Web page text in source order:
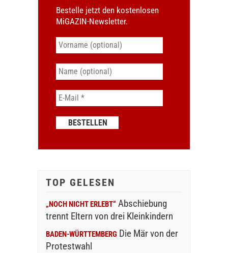
Bestelle jetzt den kostenlosen
MiGAZIN-Newsletter.
TOP GELESEN
„NOCH NICHT ERLEBT“ Abschiebung
trennt Eltern von drei Kleinkindern
BADEN-WÜRTTEMBERG Die Mär von der
Protestwahl